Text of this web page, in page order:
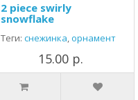
2 piece swirly
snowflake
Теги: снежинка,орнамент
15.00 р.